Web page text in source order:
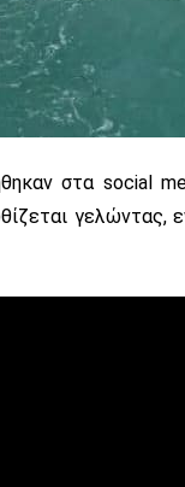
στα social